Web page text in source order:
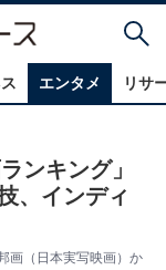
エンタメ リサ
ンキング」
、インディ
画（日本実写映画）か